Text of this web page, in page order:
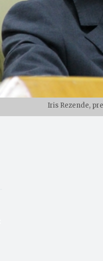
Iris Rezende,